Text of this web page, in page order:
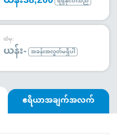
ထံမှ:
ယန်း- အခန်းအလွတ်မရှိပါ
ဧရိယာအချက်အလက်